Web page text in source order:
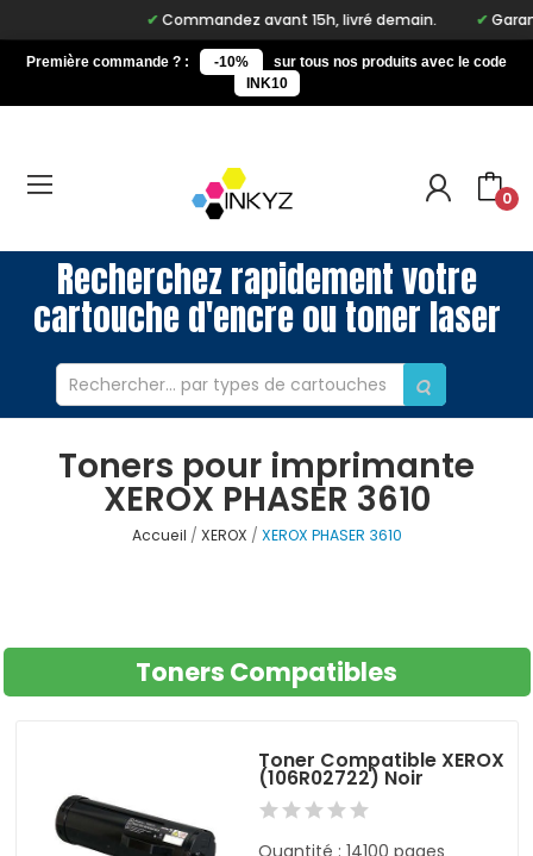
Commandez avant 15h, livré demain.
Première commande ? : -10%
sur tous nos produits avec le code
INK10
0
Recherchez rapidement votre
cartouche d'encre ou toner laser
Toners pour imprimante
XEROX PHASER 3610
Accueil XEROX XEROX PHASER 3610
Toners Compatibles
Toner Compatible XEROX
(106R02722) Noir
Quantité : 14100 pages